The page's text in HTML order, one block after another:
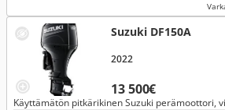
Suzuki DF150A
13 500€
2022
Käyttämätön pitkärikinen Suzuki perämoottori,